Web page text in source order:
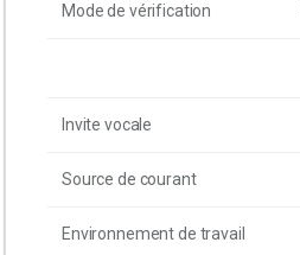
Mode de vérification
Invite vocale
Source de courant
Environnement de travail